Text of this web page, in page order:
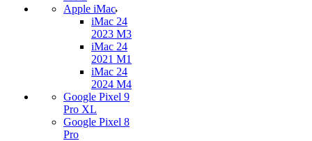
Apple iMac
iMac 24
2023 M3
iMac 24
2021 M1
iMac 24
2024 M4
Google Pixel 9
Pro XL
Google Pixel 8
Pro